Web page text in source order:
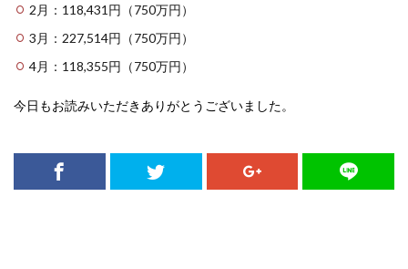
2月：118,431円（750万円）
3月：227,514円（750万円）
4月：118,355円（750万円）
今日もお読みいただきありがとうございました。